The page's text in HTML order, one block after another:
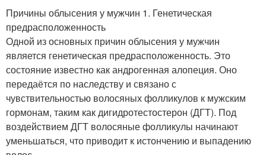
Причины облысения у мужчин 1. Генетическая
предрасположенность
Одной из основных причин облысения у мужчин
является генетическая предрасположенность. Это
состояние известно как андрогенная алопеция. Оно
передаётся по наследству и связано с
чувствительностью волосяных фолликулов к мужским
гормонам, таким как дигидротестостерон (ДГТ). Под
воздействием ДГТ волосяные фолликулы начинают
уменьшаться, что приводит к истончению и выпадению